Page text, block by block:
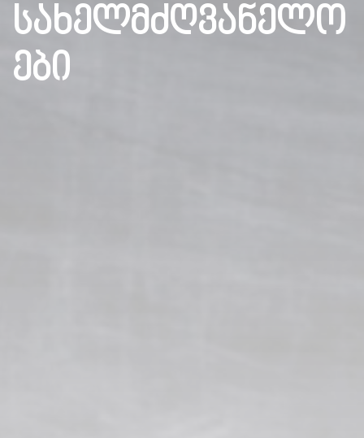
სახელმძღვანელო
ები